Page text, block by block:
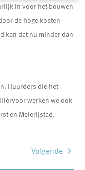
in voor het bouwen
de hoge kosten
kan dat nu minder dan
Huurders die het
werken we ook
en Meierijstad.
Volgende